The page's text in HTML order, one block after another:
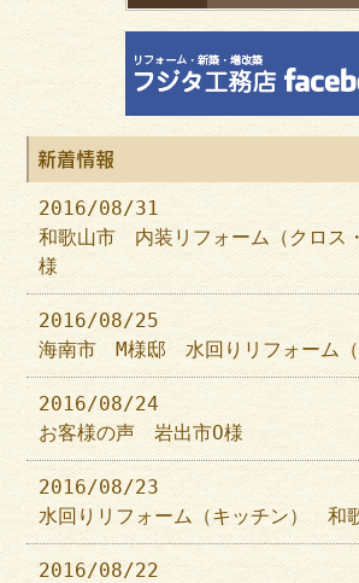
新着情報
2016/08/31
和歌山市 内装リフォーム（クロ
様
2016/08/25
海南市 M様邸 水回りリフォーム（
2016/08/24
お客様の声 岩出市O様
2016/08/23
水回りリフォーム（キッチン） 和
2016/08/22